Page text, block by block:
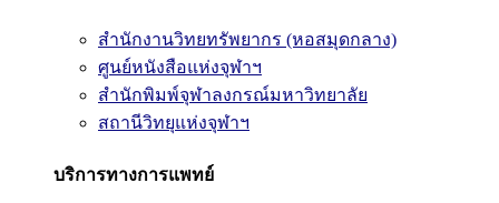
สำนักงานวิทยทรัพยากร (หอสมุดกลาง)
ศูนย์หนังสือแห่งจุฬาฯ
สำนักพิมพ์จุฬาลงกรณ์มหาวิทยาลัย
สถานีวิทยุแห่งจุฬาฯ
บริการทางการแพทย์